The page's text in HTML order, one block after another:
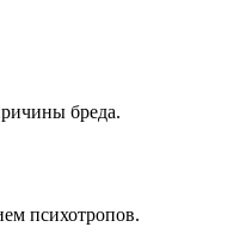
бреда.
психотропов.